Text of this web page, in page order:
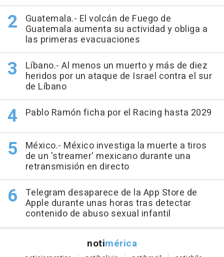
Guatemala.- El volcán de Fuego de
Guatemala aumenta su actividad y obliga a
las primeras evacuaciones
Líbano.- Al menos un muerto y más de diez
heridos por un ataque de Israel contra el sur
de Líbano
Pablo Ramón ficha por el Racing hasta 2029
México.- México investiga la muerte a tiros
de un 'streamer' mexicano durante una
retransmisión en directo
Telegram desaparece de la App Store de
Apple durante unas horas tras detectar
contenido de abuso sexual infantil
notimérica